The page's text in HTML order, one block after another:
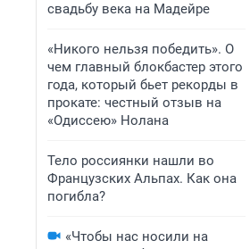
свадьбу века на Мадейре
«Никого нельзя победить». О
чем главный блокбастер этого
года, который бьет рекорды в
прокате: честный отзыв на
«Одиссею» Нолана
Тело россиянки нашли во
Французских Альпах. Как она
погибла?
«Чтобы нас носили на